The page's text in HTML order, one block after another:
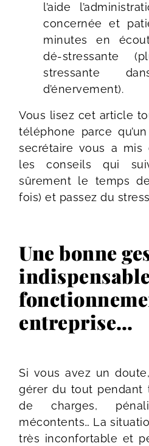
l’aide
concernée et
minutes en
dé-stressante
stressante
d’énervement).
Vous lisez cet article
téléphone parce
secrétaire vous a
les conseils qui
sûrement le temps
fois) et passez du
Une bonne
entreprise…
Si vous avez un
gérer du tout pendant
de charges,
mécontents… La
très inconfortable et